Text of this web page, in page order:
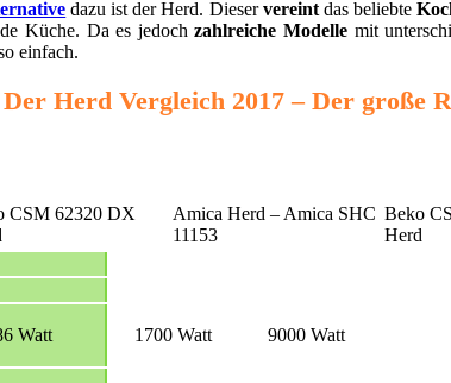
dazu ist der Herd. Dieservereint das beliebte
Küche. Da es jedochzahlreiche Modellemit
einfach.
Der Herd Vergleich 2017 – Der große
CSM 62320 DX
Amica Herd – Amica SHC
11153
Beko
Herd
Watt 1700 Watt 9000 Watt